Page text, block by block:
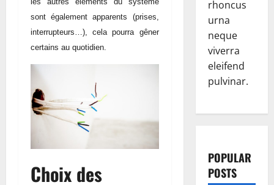
sont également apparents (prises,
interrupteurs…), cela pourra gêner
certains au quotidien.
Choix des
rhoncus
urna
neque
viverra
eleifend
pulvinar.
POPULAR
POSTS